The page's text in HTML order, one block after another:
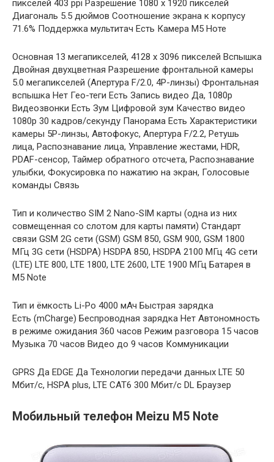
пикселей 403 ppi Разрешение 1080 x 1920 пикселей
Диагональ 5.5 дюймов Соотношение экрана к корпусу
71.6% Поддержка мультитач Есть Камера М5 Ноте
Основная 13 мегапикселей, 4128 x 3096 пикселей Вспышка
Двойная двухцветная Разрешение фронтальной камеры
5.0 мегапикселей (Апертура F/2.0, 4P-линзы) Фронтальная
вспышка Нет Гео-теги Есть Запись видео Да, 1080p
Видеозвонки Есть Зум Цифровой зум Качество видео
1080p 30 кадров/секунду Панорама Есть Характеристики
камеры 5P-линзы, Автофокус, Апертура F/2.2, Ретушь
лица, Распознавание лица, Управление жестами, HDR,
PDAF-сенсор, Таймер обратного отсчета, Распознавание
улыбки, Фокусировка по нажатию на экран, Голосовые
команды Связь
Тип и количество SIM 2 Nano-SIM карты (одна из них
совмещенная со слотом для карты памяти) Стандарт
связи GSM 2G сети (GSM) GSM 850, GSM 900, GSM 1800
МГц 3G сети (HSDPA) HSDPA 850, HSDPA 2100 МГц 4G сети
(LTE) LTE 800, LTE 1800, LTE 2600, LTE 1900 МГц Батарея в
M5 Note
Тип и ёмкость Li-Po 4000 мАч Быстрая зарядка
Есть (mCharge) Беспроводная зарядка Нет Автономность
в режиме ожидания 360 часов Режим разговора 15 часов
Музыка 70 часов Видео до 9 часов Коммуникации
GPRS Да EDGE Да Технологии передачи данных LTE 50
Мбит/с, HSPA plus, LTE CAT6 300 Мбит/с DL Браузер
Мобильный телефон Meizu M5 Note